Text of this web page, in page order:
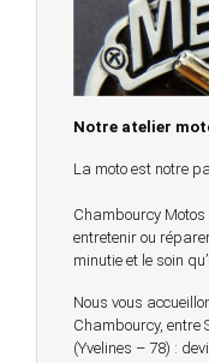
Notre atelier
La moto est notre
Chambourcy Motos
entretenir ou
minutie et le soin
Nous vous
Chambourcy, entre
(Yvelines – 78) :